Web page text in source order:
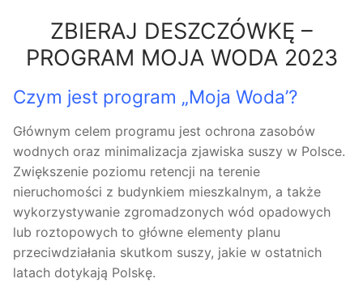
ZBIERAJ DESZCZÓWKĘ –
PROGRAM MOJA WODA 2023
Czym jest program „Moja Woda’?
Głównym celem programu jest ochrona zasobów
wodnych oraz minimalizacja zjawiska suszy w Polsce.
Zwiększenie poziomu retencji na terenie
nieruchomości z budynkiem mieszkalnym, a także
wykorzystywanie zgromadzonych wód opadowych
lub roztopowych to główne elementy planu
przeciwdziałania skutkom suszy, jakie w ostatnich
latach dotykają Polskę.